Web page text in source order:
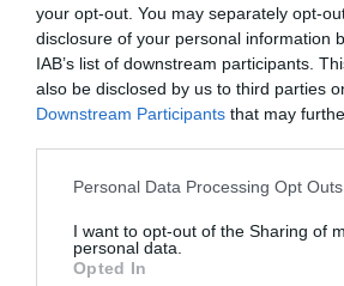
your opt-out. You may separately opt-
disclosure of your personal information
IAB’s list of downstream participants.
also be disclosed by us to third parties
Downstream Participants that may
Personal Data Processing Opt Outs
I want to opt-out of the Sharing of
personal data.
Opted In
jour… Il était impossible de
Bruxelles Midi (gare) alors qu’il
belge !!!!!
Vite! postulez! il reste encore